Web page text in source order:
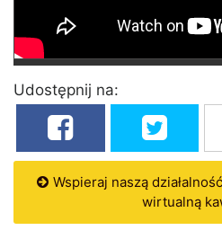
Udostępnij na:
Wspieraj naszą
wirtualną